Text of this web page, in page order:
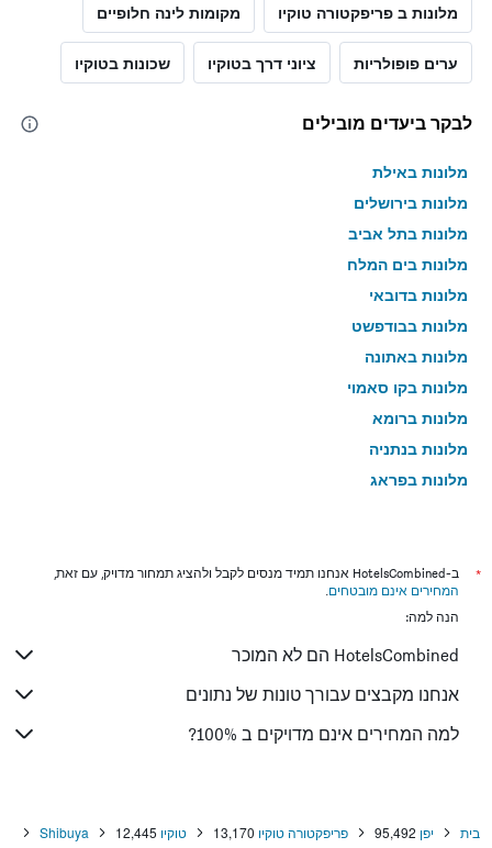
מלונות ב פריפקטורה טוקיו מקומות לינה חלופיים
ערים פופולריות ציוני דרך בטוקיו שכונות בטוקיו
לבקר ביעדים מובילים
מלונות באילת
מלונות בירושלים
מלונות בתל אביב
מלונות בים המלח
מלונות בדובאי
מלונות בבודפשט
מלונות באתונה
מלונות בקו סאמוי
מלונות ברומא
מלונות בנתניה
מלונות בפראג
מלונות בבנגקוק
מלונות בלונדון
מלונות בפאפוס
מלונות בלימסול
מלונות בפאטונג
*
ב-HotelsCombined אנחנו תמיד מנסים לקבל ולהציג תמחור מדויק, עם זאת,
המחירים אינם מובטחים.
הנה למה:
HotelsCombined הם לא המוכר
אנחנו מקבצים עבורך טונות של נתונים
למה המחירים אינם מדויקים ב 100%?
בית יפן 95,492 פריפקטורה טוקיו 13,170 טוקיו 12,445
Shibuya